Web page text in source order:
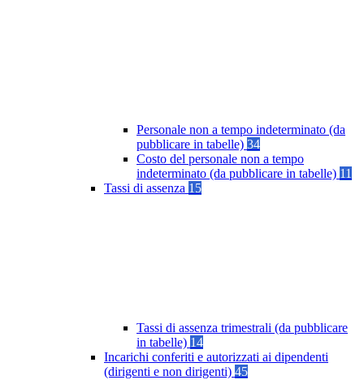
Personale non a tempo indeterminato (da
pubblicare in tabelle) 34
Costo del personale non a tempo
indeterminato (da pubblicare in tabelle) 11
Tassi di assenza 15
Tassi di assenza trimestrali (da pubblicare
in tabelle) 14
Incarichi conferiti e autorizzati ai dipendenti
(dirigenti e non dirigenti) 45